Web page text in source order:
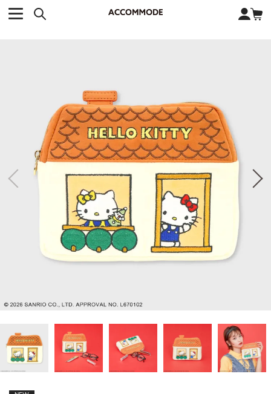
CATEGORY カテゴリー
SHOULDERショルダーバッグ
カゴバッグ
BACKPACK バックパック
ECO BAG エコバッグ
ファッション
すべて
CAP/HAT 帽子
SHOES/SOCKSシューズ・ソックス
RAIN GOODS レイングッズ
BRAND ブランド
KEYWORD
オススメキーワード
ポカホンタス ミーコ パーシー ジョンスミス
サンリオ ダイカット ポーチ チャーム
トート
CATEGORY
PRICE